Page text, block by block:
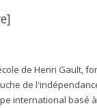
de Henri Gault,
de
international basé